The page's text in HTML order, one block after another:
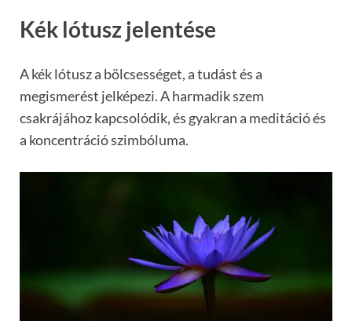
Kék lótusz jelentése
A kék lótusz a bölcsességet, a tudást és a
megismerést jelképezi. A harmadik szem
csakrájához kapcsolódik, és gyakran a meditáció és
a koncentráció szimbóluma.